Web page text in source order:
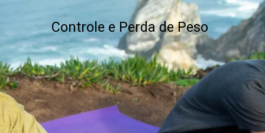
Controle e Perda de Peso